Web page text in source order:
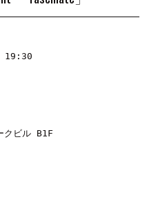
19:30
クビル B1F